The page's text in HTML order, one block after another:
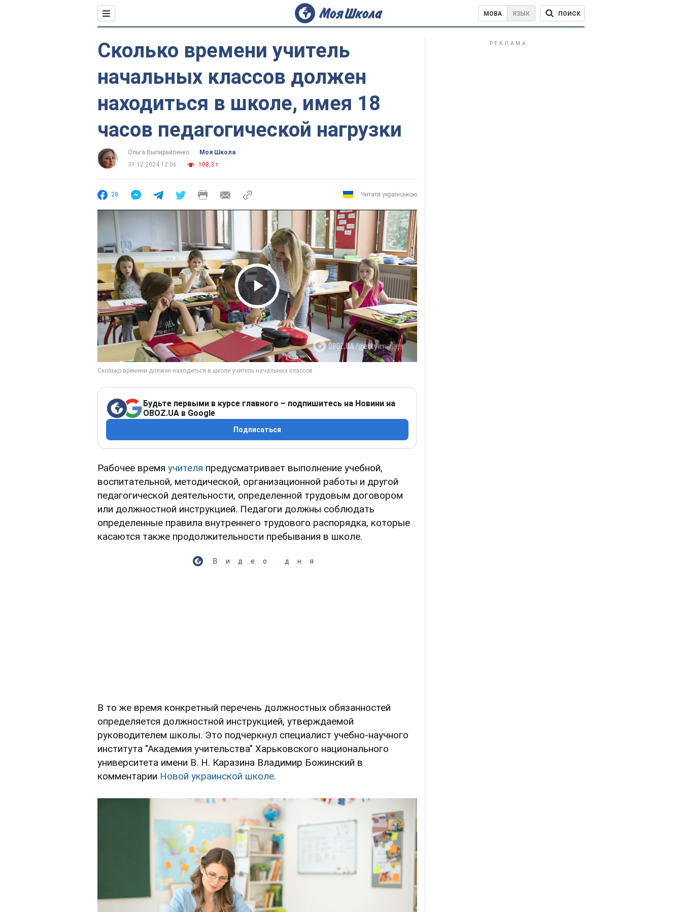
МОВА ЯЗЫК ПОИСК
Сколько времени учитель
начальных классов должен
находиться в школе, имея 18
часов педагогической нагрузки
Ольга Выпирайленко
Моя Школа
31.12.2024 12:06
108,3 т.
28 Читати українською
Play Video
Будьте первыми в курсе главного – подпишитесь на Новини на
OBOZ.UA в Google
Подписаться
Рабочее время учителя предусматривает выполнение учебной,
воспитательной, методической, организационной работы и другой
педагогической деятельности, определенной трудовым договором
или должностной инструкцией. Педагоги должны соблюдать
определенные правила внутреннего трудового распорядка, которые
касаются также продолжительности пребывания в школе.
Видео дня
В то же время конкретный перечень должностных обязанностей
определяется должностной инструкцией, утверждаемой
руководителем школы. Это подчеркнул специалист учебно-научного
института "Академия учительства" Харьковского национального
университета имени В. Н. Каразина Владимир Божинский в
комментарии Новой украинской школе.